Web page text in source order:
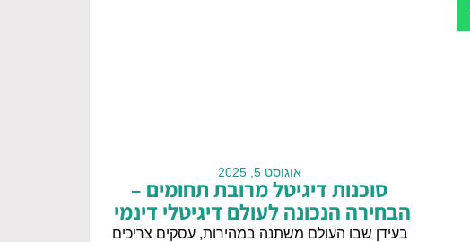
אוגוסט 5, 2025
סוכנות דיגיטל מרובת תחומים –
הבחירה הנכונה לעולם דיגיטלי דינמי
בעידן שבו העולם משתנה במהירות, עסקים צריכים